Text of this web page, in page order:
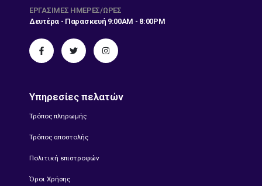
ΕΡΓΆΣΙΜΕΣ ΗΜΈΡΕΣ/ΏΡΕΣ
Δευτέρα - Παρασκευή 9:00AM - 8:00PM
Υπηρεσίες πελατών
Τρόπος πληρωμής
Τρόπος αποστολής
Πολιτική επιστροφών
Όροι Χρήσης